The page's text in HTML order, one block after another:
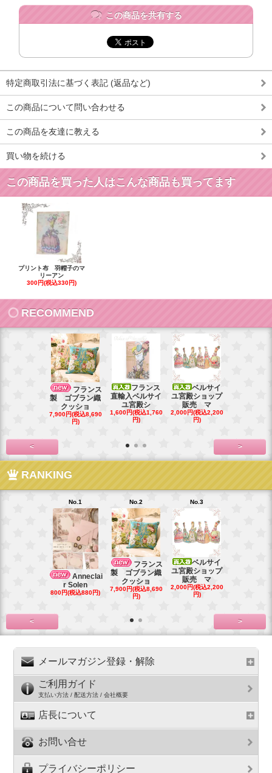
この商品を共有する
特定商取引法に基づく表記 (返品など)
この商品について問い合わせる
この商品を友達に教える
買い物を続ける
この商品を買った人はこんな商品も買ってます
プリント布 羽帽子のマ
リーアン
300円(税込330円)
RECOMMEND
フランス
製 ゴブラン織
クッショ
7,900円(税込8,690
円)
フランス
直輸入ベルサイ
ユ宮殿シ
1,600円(税込1,760
円)
ベルサイ
ユ宮殿ショップ
販売 マ
2,000円(税込2,200
円)
< >
RANKING
No.1
Anneclai
r Solen
800円(税込880円)
No.2
フランス
製 ゴブラン織
クッショ
7,900円(税込8,690
円)
No.3
ベルサイ
ユ宮殿ショップ
販売 マ
2,000円(税込2,200
円)
< >
メールマガジン登録・解除
ご利用ガイド
支払い方法 / 配送方法 / 会社概要
店長について
お問い合せ
プライバシーポリシー